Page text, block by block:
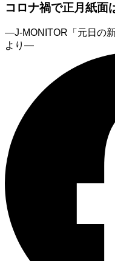
コロナ禍で正月紙面
―J-MONITOR「元日の
より―